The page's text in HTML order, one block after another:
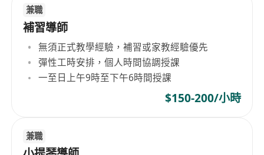
兼職
補習導師
無須正式教學經驗，補習或家教經驗優先
彈性工時安排，個人時間協調授課
一至日上午9時至下午6時間授課
$150-200/小時
兼職